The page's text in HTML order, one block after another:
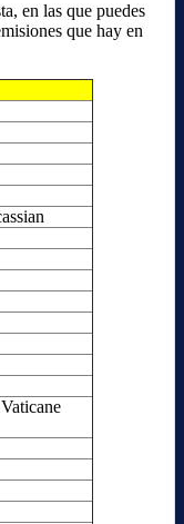
en las que puedes
que hay en